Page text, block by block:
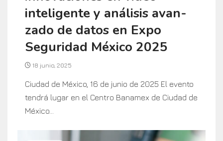
inteligente y análisis avan-
zado de datos en Expo
Seguridad México 2025
18 junio, 2025
Ciudad de México, 16 de junio de 2025 El evento
tendrá lugar en el Centro Banamex de Ciudad de
México...